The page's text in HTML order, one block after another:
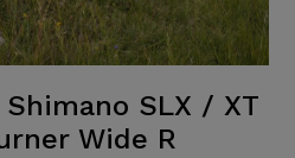
Shimano SLX / XT
Wide R